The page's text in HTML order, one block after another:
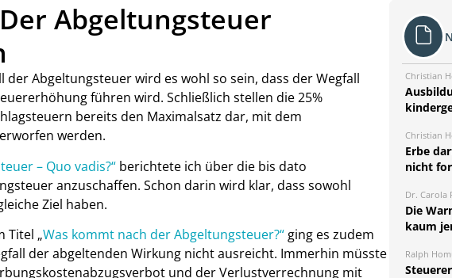
Abgeltungsteuer
der Abgeltungsteuer wird es wohl so sein, dass der Wegfall
führen wird. Schließlich stellen die 25%
bereits den Maximalsatz dar, mit dem
werden.
– Quo vadis?“ berichtete ich über die bis dato
anzuschaffen. Schon darin wird klar, dass sowohl
Ziel haben.
Titel „Was kommt nach der Abgeltungsteuer?“ ging es zudem
der abgeltenden Wirkung nicht ausreicht. Immerhin müsste
und der Verlustverrechnung mit
Christian
Christian
Erbe
nicht
Dr. Carola
Die
kaum
Ralph